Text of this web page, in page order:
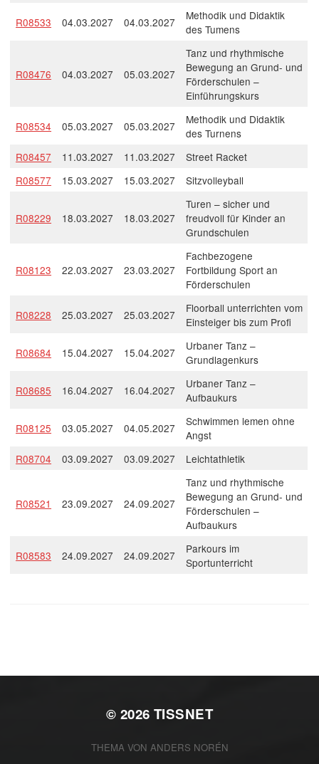
R08533 04.03.2027 04.03.2027
Methodik und Didaktik
des Tumens
R08476 04.03.2027 05.03.2027
Tanz und rhythmische
Bewegung an Grund- und
Förderschulen –
Einführungskurs
R08534 05.03.2027 05.03.2027
Methodik und Didaktik
des Turnens
R08457
11.03.2027 11.03.2027
Street Racket
R08577
15.03.2027 15.03.2027 Sitzvolleyball
R08229 18.03.2027 18.03.2027
Turen – sicher und
freudvoll für Kinder an
Grundschulen
R08123 22.03.2027 23.03.2027
Fachbezogene
Fortbildung Sport an
Förderschulen
R08228 25.03.2027 25.03.2027
Floorball unterrichten vom
Einsteiger bis zum Profi
R08684 15.04.2027 15.04.2027
Urbaner Tanz –
Grundlagenkurs
R08685 16.04.2027 16.04.2027
Urbaner Tanz –
Aufbaukurs
R08125 03.05.2027 04.05.2027
Schwimmen lemen ohne
Angst
R08704
03.09.2027 03.09.2027 Leichtathletik
R08521 23.09.2027 24.09.2027
Tanz und rhythmische
Bewegung an Grund- und
Förderschulen –
Aufbaukurs
R08583 24.09.2027 24.09.2027
Parkours im
Sportunterricht
© 2026 TISSNET
THEMA VON ANDERS NORÉN